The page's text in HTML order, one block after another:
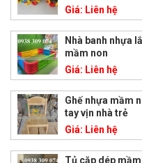
Giá: Liên hệ
Nhà banh nhựa
mầm non
Giá: Liên hệ
Ghế nhựa mầm
tay vịn nhà trẻ
Giá: Liên hệ
Tủ cặp dép